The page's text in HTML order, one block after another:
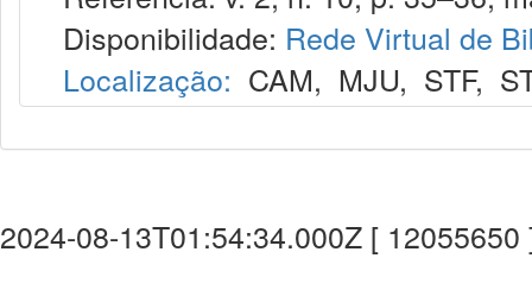
Disponibilidade: Rede Virtual de
Localização: CAM, MJU, STF,
2024-08-13T01:54:34.000Z [ 12055650